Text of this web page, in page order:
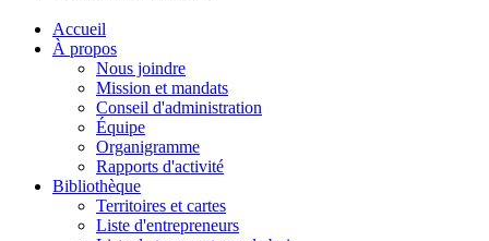
Accueil
À propos
Nous joindre
Mission et mandats
Conseil d'administration
Équipe
Organigramme
Rapports d'activité
Bibliothèque
Territoires et cartes
Liste d'entrepreneurs